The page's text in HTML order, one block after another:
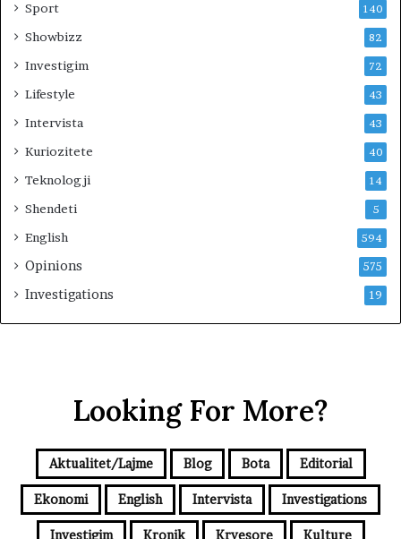
Sport 140
Showbizz 82
Investigim 72
Lifestyle 43
Intervista 43
Kuriozitete 40
Teknologji 14
Shendeti 5
English 594
Opinions 575
Investigations 19
Looking For More?
Aktualitet/Lajme Blog Bota Editorial
Ekonomi English Intervista Investigations
Investigim Kronik Kryesore Kulture